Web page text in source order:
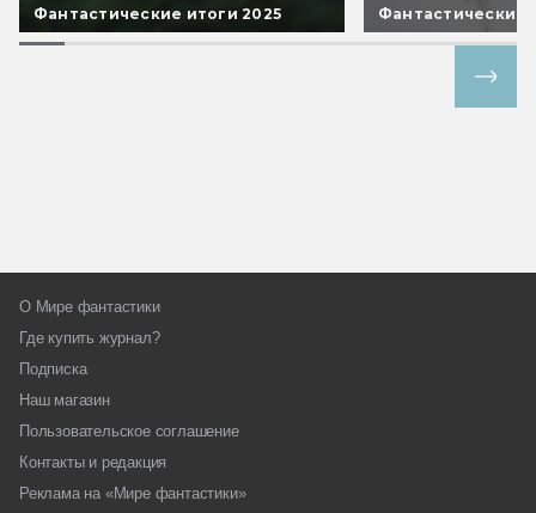
Фантастические итоги 2025 Фантастические
О Мире фантастики
Где купить журнал?
Подписка
Наш магазин
Пользовательское соглашение
Контакты и редакция
Реклама на «Мире фантастики»